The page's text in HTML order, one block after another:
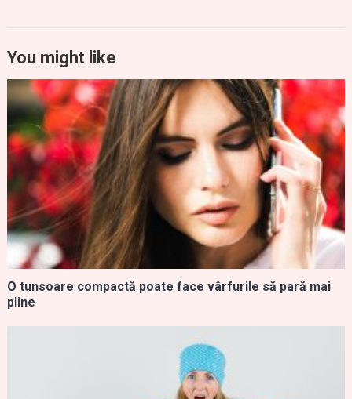
You might like
O tunsoare compactă poate face vârfurile să pară mai
pline